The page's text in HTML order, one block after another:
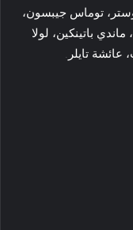
توماس جيبسون،
باتينكين، لولا
عائشة تايلر.